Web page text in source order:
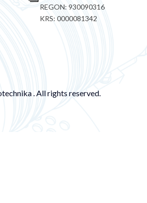
REGON: 930090316
KRS: 0000081342
. All rights reserved.